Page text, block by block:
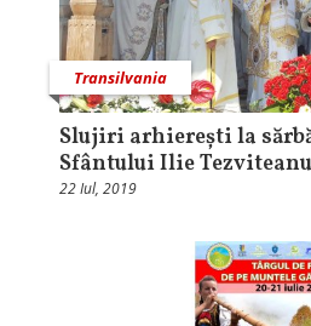
Transilvania
Slujiri arhierești la
Sfântului Ilie
22 Iul, 2019